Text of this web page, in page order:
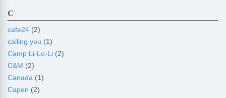
C
cafe24 (2)
calling you (1)
Camp Li-Lo-Li (2)
C&M (2)
Canada (1)
Capen (2)